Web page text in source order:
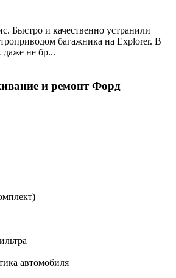
Быстро и качественно устранили
багажника на Explorer. В
даже не бр...
и ремонт Форд
автомобиля